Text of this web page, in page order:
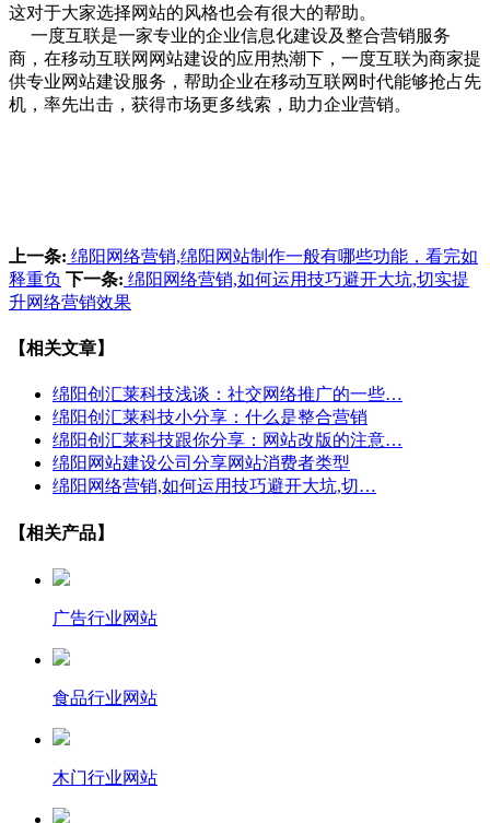
这对于大家选择网站的风格也会有很大的帮助。
一度互联是一家专业的企业信息化建设及整合营销服务
商，在移动互联网网站建设的应用热潮下，一度互联为商家提
供专业网站建设服务，帮助企业在移动互联网时代能够抢占先
机，率先出击，获得市场更多线索，助力企业营销。
上一条: 绵阳网络营销,绵阳网站制作一般有哪些功能，看完如
释重负 下一条: 绵阳网络营销,如何运用技巧避开大坑,切实提
升网络营销效果
【相关文章】
绵阳创汇莱科技浅谈：社交网络推广的一些…
绵阳创汇莱科技小分享：什么是整合营销
绵阳创汇莱科技跟你分享：网站改版的注意…
绵阳网站建设公司分享网站消费者类型
绵阳网络营销,如何运用技巧避开大坑,切…
【相关产品】
广告行业网站
食品行业网站
木门行业网站